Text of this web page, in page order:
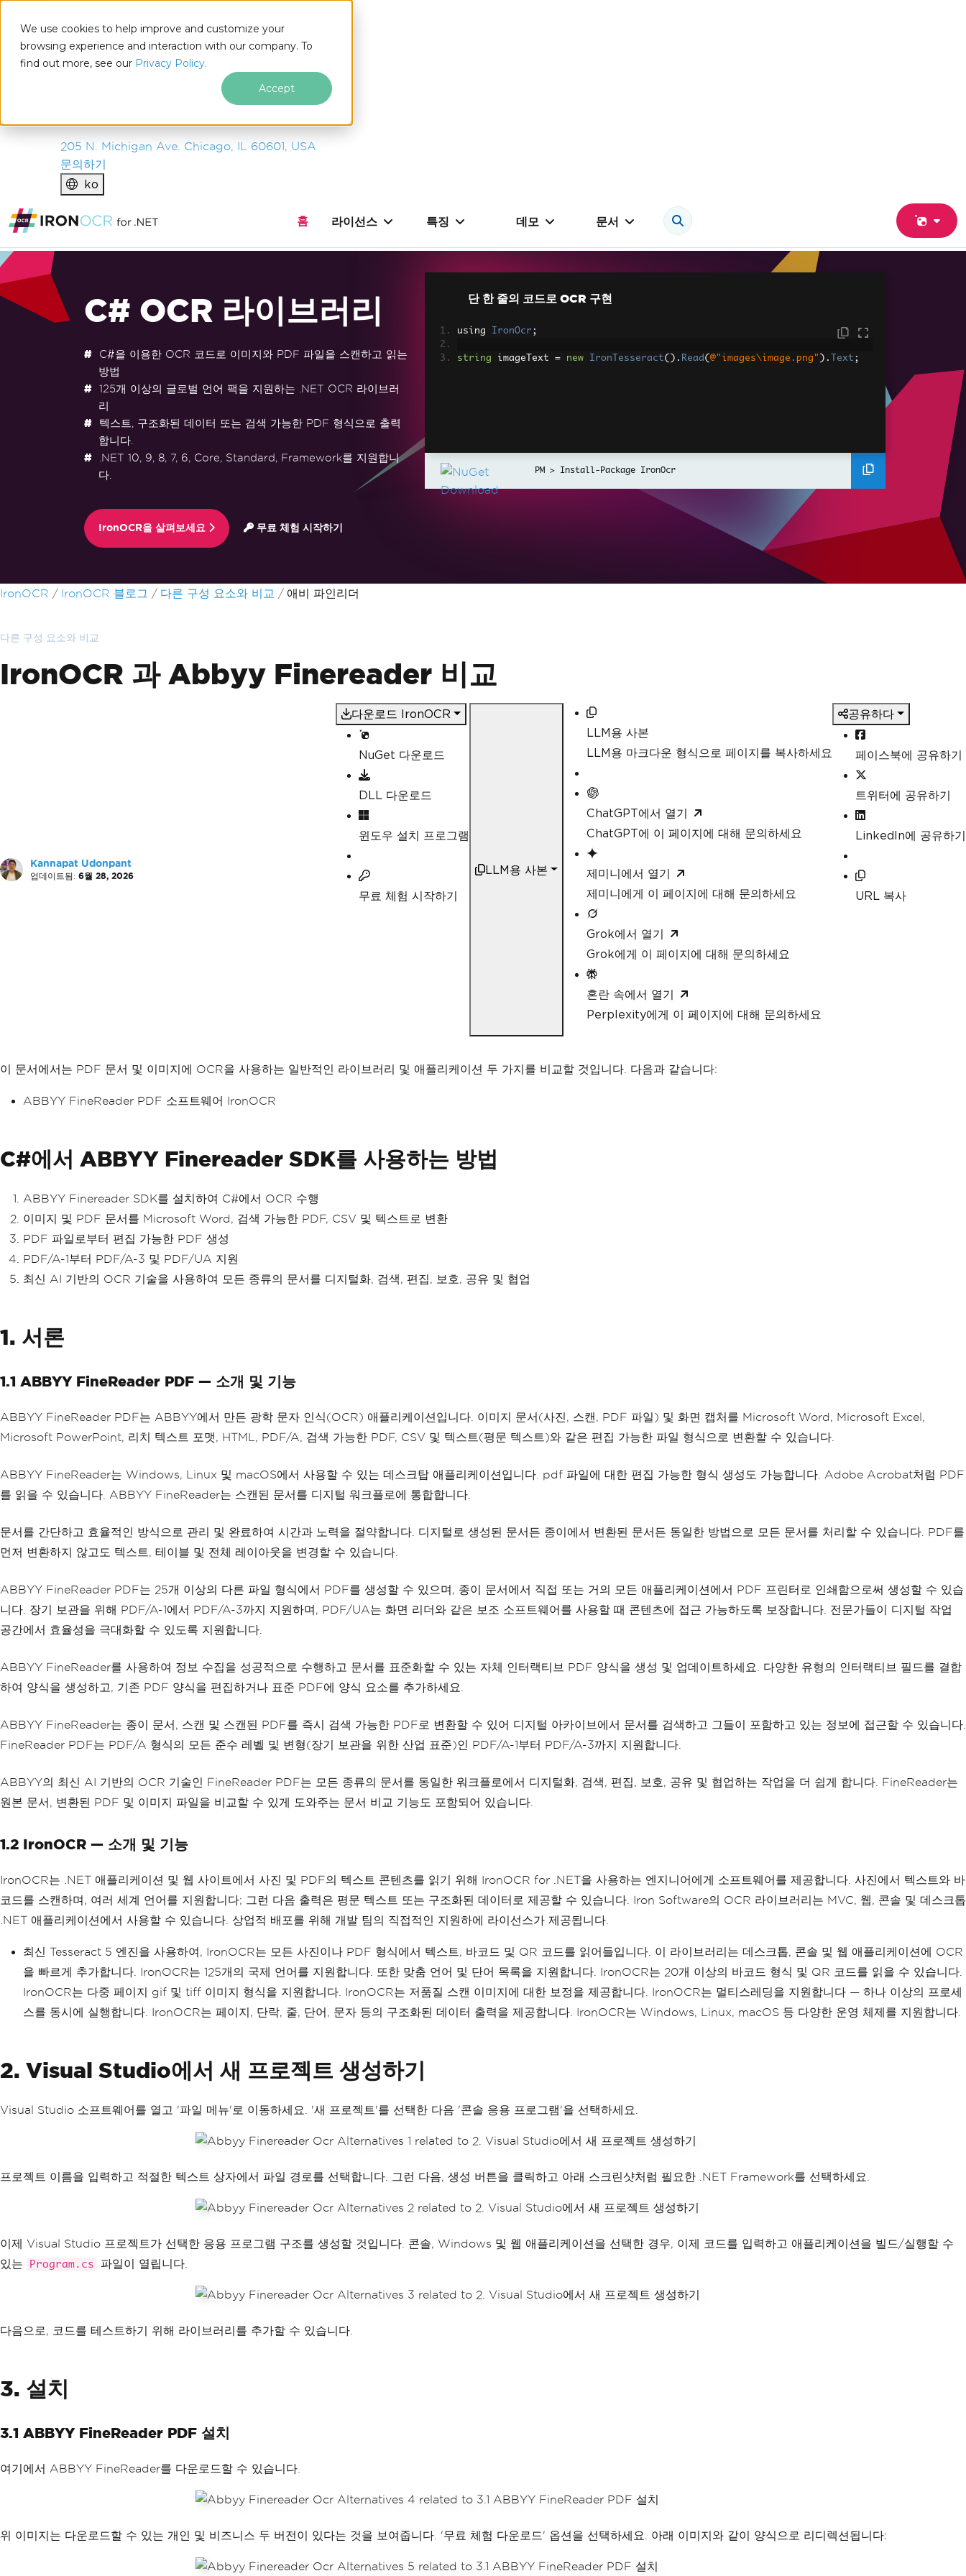
We use cookies to help improve and customize your
browsing experience and interaction with our company. To
find out more, see our Privacy Policy.
Accept
IRONSOFTWARE
제품
기업
205 N. Michigan Ave. Chicago, IL 60601, USA
문의하기
ko
홈 라이선스 특징 데모 문서
C# OCR 라이브러리
C#을 이용한 OCR 코드로 이미지와 PDF 파일을 스캔하고 읽는
방법
125개 이상의 글로벌 언어 팩을 지원하는 .NET OCR 라이브러
리
텍스트, 구조화된 데이터 또는 검색 가능한 PDF 형식으로 출력
합니다.
.NET 10, 9, 8, 7, 6, Core, Standard, Framework를 지원합니
다.
IronOCR을 살펴보세요 무료 체험 시작하기
단 한 줄의 코드로 OCR 구현
using IronOcr ;
string imageText = new IronTesseract(). Read ( @"images\image.png" ). Text ;
Install-Package IronOcr
푸터 콘텐츠로 바로가기
IronOCR IronOCR 블로그 다른 구성 요소와 비교 애비 파인리더
다른 구성 요소와 비교
IronOCR 과 Abbyy Finereader 비교
Kannapat Udonpant
업데이트됨: 6월 28, 2026
다운로드 IronOCR
NuGet 다운로드
DLL 다운로드
윈도우 설치 프로그램
무료 체험 시작하기
LLM용 사본
LLM용 사본
LLM용 마크다운 형식으로 페이지를 복사하세요
ChatGPT에서 열기
ChatGPT에 이 페이지에 대해 문의하세요
제미니에서 열기
제미니에게 이 페이지에 대해 문의하세요
Grok에서 열기
Grok에게 이 페이지에 대해 문의하세요
혼란 속에서 열기
Perplexity에게 이 페이지에 대해 문의하세요
공유하다
페이스북에 공유하기
트위터에 공유하기
LinkedIn에 공유하기
URL 복사
이 문서에서는 PDF 문서 및 이미지에 OCR을 사용하는 일반적인 라이브러리 및 애플리케이션 두 가지를 비교할 것입니다. 다음과 같습니다:
ABBYY FineReader PDF 소프트웨어 IronOCR
C#에서 ABBYY Finereader SDK를 사용하는 방법
ABBYY Finereader SDK를 설치하여 C#에서 OCR 수행
이미지 및 PDF 문서를 Microsoft Word, 검색 가능한 PDF, CSV 및 텍스트로 변환
PDF 파일로부터 편집 가능한 PDF 생성
PDF/A-1부터 PDF/A-3 및 PDF/UA 지원
최신 AI 기반의 OCR 기술을 사용하여 모든 종류의 문서를 디지털화, 검색, 편집, 보호, 공유 및 협업
1. 서론
1.1 ABBYY FineReader PDF — 소개 및 기능
ABBYY FineReader PDF는 ABBYY에서 만든 광학 문자 인식(OCR) 애플리케이션입니다. 이미지 문서(사진, 스캔, PDF 파일) 및 화면 캡처를 Microsoft Word, Microsoft Excel,
Microsoft PowerPoint, 리치 텍스트 포맷, HTML, PDF/A, 검색 가능한 PDF, CSV 및 텍스트(평문 텍스트)와 같은 편집 가능한 파일 형식으로 변환할 수 있습니다.
ABBYY FineReader는 Windows, Linux 및 macOS에서 사용할 수 있는 데스크탑 애플리케이션입니다. pdf 파일에 대한 편집 가능한 형식 생성도 가능합니다. Adobe Acrobat처럼 PDF
를 읽을 수 있습니다. ABBYY FineReader는 스캔된 문서를 디지털 워크플로에 통합합니다.
문서를 간단하고 효율적인 방식으로 관리 및 완료하여 시간과 노력을 절약합니다. 디지털로 생성된 문서든 종이에서 변환된 문서든 동일한 방법으로 모든 문서를 처리할 수 있습니다. PDF를
먼저 변환하지 않고도 텍스트, 테이블 및 전체 레이아웃을 변경할 수 있습니다.
ABBYY FineReader PDF는 25개 이상의 다른 파일 형식에서 PDF를 생성할 수 있으며, 종이 문서에서 직접 또는 거의 모든 애플리케이션에서 PDF 프린터로 인쇄함으로써 생성할 수 있습
니다. 장기 보관을 위해 PDF/A-1에서 PDF/A-3까지 지원하며, PDF/UA는 화면 리더와 같은 보조 소프트웨어를 사용할 때 콘텐츠에 접근 가능하도록 보장합니다. 전문가들이 디지털 작업
공간에서 효율성을 극대화할 수 있도록 지원합니다.
ABBYY FineReader를 사용하여 정보 수집을 성공적으로 수행하고 문서를 표준화할 수 있는 자체 인터랙티브 PDF 양식을 생성 및 업데이트하세요. 다양한 유형의 인터랙티브 필드를 결합
하여 양식을 생성하고, 기존 PDF 양식을 편집하거나 표준 PDF에 양식 요소를 추가하세요.
ABBYY FineReader는 종이 문서, 스캔 및 스캔된 PDF를 즉시 검색 가능한 PDF로 변환할 수 있어 디지털 아카이브에서 문서를 검색하고 그들이 포함하고 있는 정보에 접근할 수 있습니다.
FineReader PDF는 PDF/A 형식의 모든 준수 레벨 및 변형(장기 보관을 위한 산업 표준)인 PDF/A-1부터 PDF/A-3까지 지원합니다.
ABBYY의 최신 AI 기반의 OCR 기술인 FineReader PDF는 모든 종류의 문서를 동일한 워크플로에서 디지털화, 검색, 편집, 보호, 공유 및 협업하는 작업을 더 쉽게 합니다. FineReader는
원본 문서, 변환된 PDF 및 이미지 파일을 비교할 수 있게 도와주는 문서 비교 기능도 포함되어 있습니다.
1.2 IronOCR — 소개 및 기능
IronOCR는 .NET 애플리케이션 및 웹 사이트에서 사진 및 PDF의 텍스트 콘텐츠를 읽기 위해 IronOCR for .NET을 사용하는 엔지니어에게 소프트웨어를 제공합니다. 사진에서 텍스트와 바
코드를 스캔하며, 여러 세계 언어를 지원합니다; 그런 다음 출력은 평문 텍스트 또는 구조화된 데이터로 제공할 수 있습니다. Iron Software의 OCR 라이브러리는 MVC, 웹, 콘솔 및 데스크톱
.NET 애플리케이션에서 사용할 수 있습니다. 상업적 배포를 위해 개발 팀의 직접적인 지원하에 라이선스가 제공됩니다.
최신 Tesseract 5 엔진을 사용하여, IronOCR는 모든 사진이나 PDF 형식에서 텍스트, 바코드 및 QR 코드를 읽어들입니다. 이 라이브러리는 데스크톱, 콘솔 및 웹 애플리케이션에 OCR
을 빠르게 추가합니다. IronOCR는 125개의 국제 언어를 지원합니다. 또한 맞춤 언어 및 단어 목록을 지원합니다. IronOCR는 20개 이상의 바코드 형식 및 QR 코드를 읽을 수 있습니다.
IronOCR는 다중 페이지 gif 및 tiff 이미지 형식을 지원합니다. IronOCR는 저품질 스캔 이미지에 대한 보정을 제공합니다. IronOCR는 멀티스레딩을 지원합니다 — 하나 이상의 프로세
스를 동시에 실행합니다. IronOCR는 페이지, 단락, 줄, 단어, 문자 등의 구조화된 데이터 출력을 제공합니다. IronOCR는 Windows, Linux, macOS 등 다양한 운영 체제를 지원합니다.
2. Visual Studio에서 새 프로젝트 생성하기
Visual Studio 소프트웨어를 열고 '파일 메뉴'로 이동하세요. '새 프로젝트'를 선택한 다음 '콘솔 응용 프로그램'을 선택하세요.
프로젝트 이름을 입력하고 적절한 텍스트 상자에서 파일 경로를 선택합니다. 그런 다음, 생성 버튼을 클릭하고 아래 스크린샷처럼 필요한 .NET Framework를 선택하세요.
이제 Visual Studio 프로젝트가 선택한 응용 프로그램 구조를 생성할 것입니다. 콘솔, Windows 및 웹 애플리케이션을 선택한 경우, 이제 코드를 입력하고 애플리케이션을 빌드/실행할 수
있는
Program.cs 파일이 열립니다.
다음으로, 코드를 테스트하기 위해 라이브러리를 추가할 수 있습니다.
3. 설치
3.1 ABBYY FineReader PDF 설치
여기에서 ABBYY FineReader를 다운로드할 수 있습니다.
위 이미지는 다운로드할 수 있는 개인 및 비즈니스 두 버전이 있다는 것을 보여줍니다. '무료 체험 다운로드' 옵션을 선택하세요. 아래 이미지와 같이 양식으로 리디렉션됩니다: